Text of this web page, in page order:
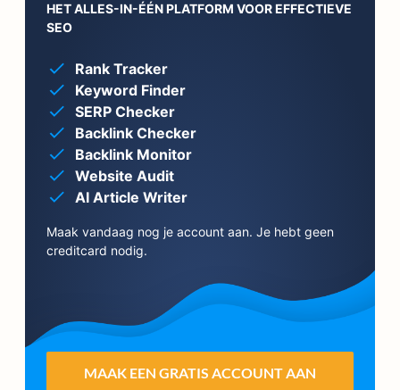
HET ALLES-IN-ÉÉN PLATFORM VOOR EFFECTIEVE
SEO
Rank Tracker
Keyword Finder
SERP Checker
Backlink Checker
Backlink Monitor
Website Audit
AI Article Writer
Maak vandaag nog je account aan. Je hebt geen
creditcard nodig.
MAAK EEN GRATIS ACCOUNT AAN